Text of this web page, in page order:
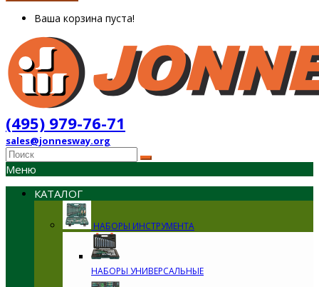
Ваша корзина пуста!
(495) 979-76-71
sales@jonnesway.org
Меню
КАТАЛОГ
НАБОРЫ ИНСТРУМЕНТА
НАБОРЫ УНИВЕРСАЛЬНЫЕ